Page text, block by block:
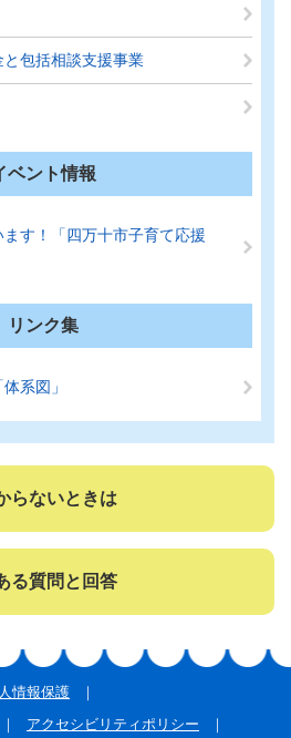
包括相談支援事業
ベント情報
す！「四万十市子育て応援
リンク集
系図」
らないときは
る質問と回答
情報保護
アクセシビリティポリシー